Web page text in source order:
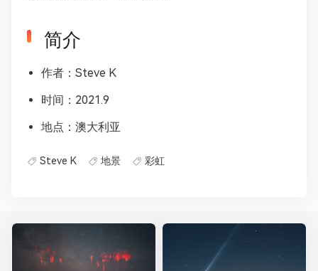
简介
作者：Steve K
时间：2021.9
地点：澳大利亚
Steve K 地景 彩虹